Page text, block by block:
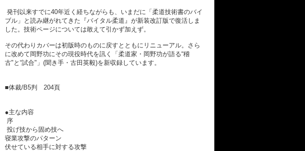
発刊以来すでに40年近く経ちながらも、いまだに「柔道技術書のバイ
ブル」と読み継がれてきた『バイタル柔道』が新装改訂版で復活しま
した。技術ページについては敢えて引かず加えず。
その代わりカバーは初版時のものに戻すとともにリニューアル。さら
に改めて岡野功にその現役時代を訊く「柔道家・岡野功が語る“稽
古"と“試合"」(聞き手・古田英毅)を新収録しています。
■体裁/B5判 204頁
●主な内容
序
投げ技から固め技へ
寝業攻撃のパターン
伏せている相手に対する攻撃